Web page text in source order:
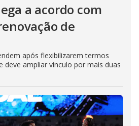
a acordo com
de
após flexibilizarem termos
deve ampliar vínculo por mais duas